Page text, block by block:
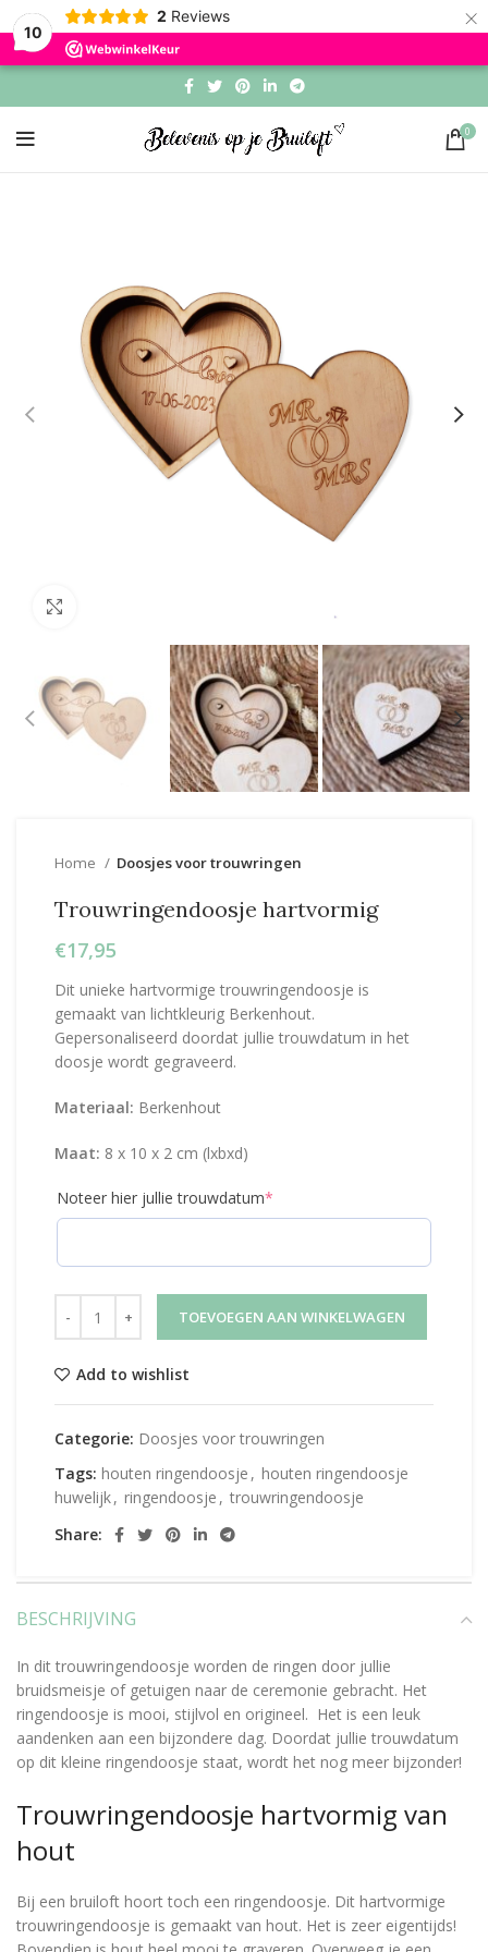
10
2 Reviews ×
0
Home Doosjes voor trouwringen
Trouwringendoosje hartvormig
€
Dit unieke hartvormige trouwringendoosje is
gemaakt van lichtkleurig Berkenhout.
Gepersonaliseerd doordat jullie trouwdatum in het
doosje wordt gegraveerd.
Materiaal: Berkenhout
Maat: 8 x 10 x 2 cm (lxbxd)
Noteer hier jullie trouwdatum*
TOEVOEGEN AAN WINKELWAGEN
Add to wishlist
Categorie: Doosjes voor trouwringen
Tags: houten ringendoosje , houten ringendoosje
huwelijk, ringendoosje , trouwringendoosje
Share:
BESCHRIJVING
In dit trouwringendoosje worden de ringen door jullie
bruidsmeisje of getuigen naar de ceremonie gebracht. Het
ringendoosje is mooi, stijlvol en origineel. Het is een leuk
aandenken aan een bijzondere dag. Doordat jullie trouwdatum
op dit kleine ringendoosje staat, wordt het nog meer bijzonder!
Trouwringendoosje hartvormig van
hout
Bij een bruiloft hoort toch een ringendoosje. Dit hartvormige
trouwringendoosje is gemaakt van hout. Het is zeer eigentijds!